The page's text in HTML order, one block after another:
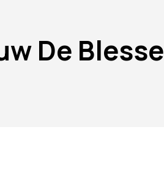
De Blesse